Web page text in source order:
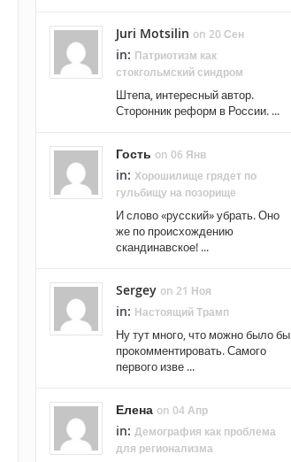
Juri Motsilin on 20 Сен
in: Патриотизм как
стокгольмский синдром
Штепа, интересный автор.
Сторонник реформ в России. ...
Гость on 06 Янв
in: Хорошилище грядет по
гульбищу на позорище
И слово «русский» убрать. Оно
же по происхождению
скандинавское! ...
Sergey on 21 Ноя
in: Настоящий Трамп
Ну тут много, что можно было бы
прокомментировать. Самого
первого изве ...
Елена on 04 Апр
in: Демография как проблема
для регионализма